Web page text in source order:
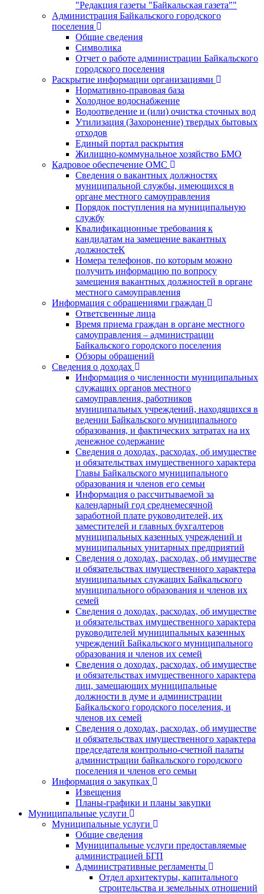
"Редакция газеты "Байкальская газета""
Администрация Байкальского городского
поселения
Общие сведения
Символика
Отчет о работе администрации Байкальского
городского поселения
Раскрытие информации организациями
Нормативно-правовая база
Холодное водоснабжение
Водоотведение и (или) очистка сточных вод
Утилизация (Захоронение) твердых бытовых
отходов
Единый портал раскрытия
Жилищно-коммунальное хозяйство БМО
Кадровое обеспечение ОМС
Сведения о вакантных должностях
муниципальной службы, имеющихся в
органе местного самоуправления
Порядок поступления на муниципальную
службу
Квалификационные требования к
кандидатам на замещение вакантных
должностеК
Номера телефонов, по которым можно
получить информацию по вопросу
замещения вакантных должностей в органе
местного самоуправления
Информация с обращениями граждан
Ответсвенные лица
Время приема граждан в органе местного
самоуправления – администрации
Байкальского городского поселения
Обзоры обращений
Сведения о доходах
Информация о численности муниципальных
служащих органов местного
самоуправления, работников
муниципальных учреждений, находящихся в
ведении Байкальского муниципального
образования, и фактических затратах на их
денежное содержание
Сведения о доходах, расходах, об имуществе
и обязательствах имущественного характера
Главы Байкальского муниципального
образования и членов его семьи
Информация о рассчитываемой за
календарный год среднемесячной
заработной плате руководителей, их
заместителей и главных бухгалтеров
муниципальных казенных учреждений и
муниципальных унитарных предприятий
Сведения о доходах, расходах, об имуществе
и обязательствах имущественного характера
муниципальных служащих Байкальского
муниципального образования и членов их
семей
Сведения о доходах, расходах, об имуществе
и обязательствах имущественного характера
руководителей муниципальных казенных
учреждений Байкальского муниципального
образования и членов их семей
Сведения о доходах, расходах, об имуществе
и обязательствах имущественного характера
лиц, замещающих муниципальные
должности в думе и администрации
Байкальского городского поселения, и
членов их семей
Сведения о доходах, расходах, об имуществе
и обязательствах имущественного характера
председателя контрольно-счетной палаты
администрации байкальского городского
поселения и членов его семьи
Информация о закупках
Извещения
Планы-графики и планы закупки
Муниципальные услуги
Муниципальные услуги
Общие сведения
Муниципальные услуги предоставляемые
администрацией БГП
Административные регламенты
Отдел архитектуры, капитального
строительства и земельных отношений